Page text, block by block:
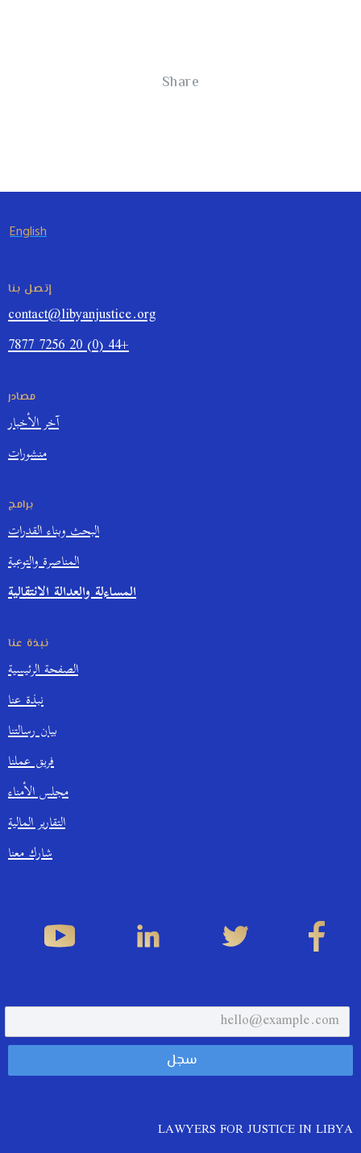
Share
English
إتصل بنا
contact@libyanjustice.org
+44 (0) 20 7256 7877
مصادر
آخر الأخبار
منشورات
برامج
البحث وبناء القدرات
المناصرة والتوعية
المساءلة والعدالة الانتقالية
نبذة عنا
الصفحة الرئيسية
نبذة عنا
بيان رسالتنا
فريق عملنا
مجلس الأمناء
التقارير المالية
شارك معنا
LAWYERS FOR JUSTICE IN LIBYA